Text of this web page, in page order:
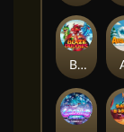
Blaze Buddies